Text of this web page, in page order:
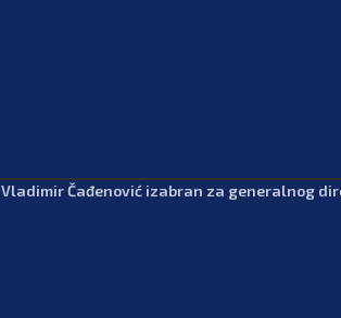
Vladimir Čađenović izabran za generalnog